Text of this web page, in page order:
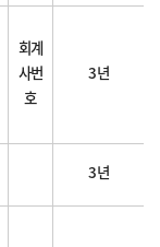
회계
사번
호
3년
3년